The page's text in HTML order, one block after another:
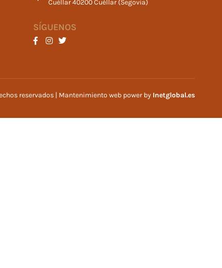
Cuéllar 40200 Cuéllar (Segovia)
SÍGUENOS
reservados | Mantenimiento web power by Inetglobal.es